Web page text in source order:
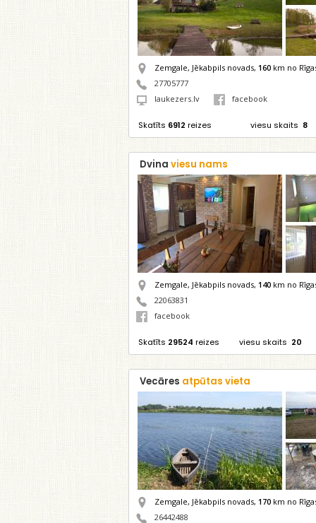
Zemgale, Jēkabpils novads, 160 km no
27705777
laukezers.lv
facebook
Skatīts 6912 reizes viesu skaits 8
Dvina viesu nams
Zemgale, Jēkabpils novads, 140 km no
22063831
facebook
Skatīts 29524 reizes viesu skaits 20
Vecāres atpūtas vieta
Zemgale, Jēkabpils novads, 170 km no
26442488